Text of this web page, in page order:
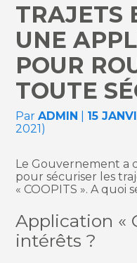
TRAJETS
UNE
POUR
TOUTE
ParADMIN 15
2021)
Le Gouvernement a
pour sécuriser les
« COOPITS ». A quoi
Application «
intérêts ?